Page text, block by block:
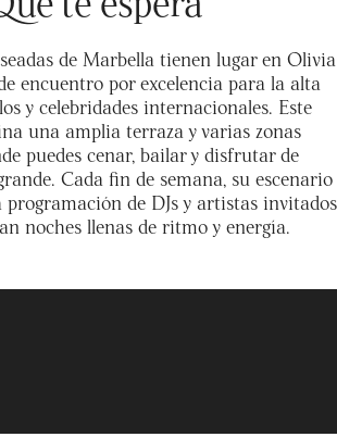
de Marbella tienen lugar en Olivia
encuentro por excelencia para la alta
y celebridades internacionales. Este
una amplia terraza y varias zonas
puedes cenar, bailar y disfrutar de
Cada fin de semana, su escenario
de DJs y artistas invitados
noches llenas de ritmo y energía.